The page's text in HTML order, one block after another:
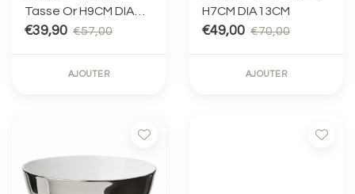
Tasse Or H9CM DIA
8.5CM
€39,90 €57,00
AJOUTER
H7CM DIA13CM
€49,00 €70,00
AJOUTER